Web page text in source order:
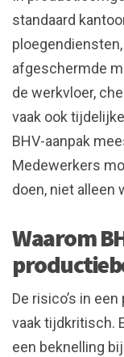
standaard
afgeschermde
de werkvloer,
vaak ook
BHV-aanpak
Medewerkers
doen, niet alleen
Waarom
De risico’s in
vaak tijdkritisch.
een beknelling